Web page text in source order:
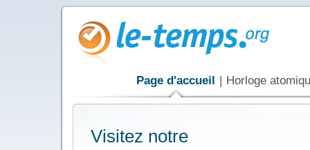
Page d'accueil | Horloge
Visitez notre